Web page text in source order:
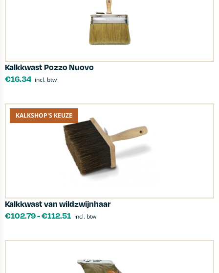
Kalkkwast Pozzo Nuovo
€16.34 incl. btw
KALKSHOP'S KEUZE
Kalkkwast van wildzwijnhaar
€102.79-€112.51 incl. btw